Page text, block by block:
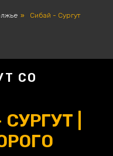
» Сибай - Сургут
СО
|